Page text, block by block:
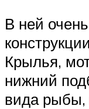
В ней
Крылья,
нижний
вида рыбы,